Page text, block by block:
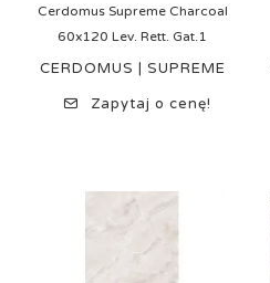
Cerdomus Supreme Charcoal
60x120 Lev. Rett. Gat.1
CERDOMUS | SUPREME
Zapytaj o cenę!